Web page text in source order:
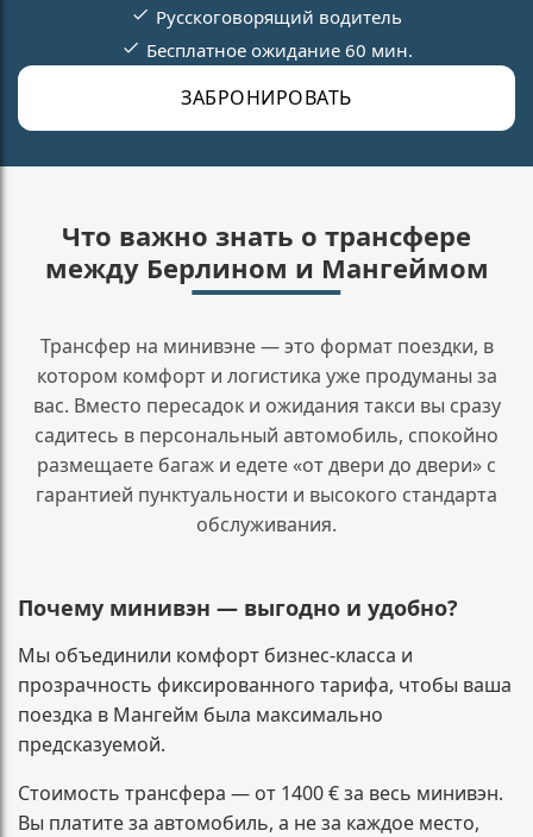
ЗАБРОНИРОВАТЬ
Русскоговорящий водитель
Бесплатное ожидание 60 мин.
Что важно знать о трансфере
между Берлином и Мангеймом
Трансфер на минивэне — это формат поездки, в
котором комфорт и логистика уже продуманы за
вас. Вместо пересадок и ожидания такси вы сразу
садитесь в персональный автомобиль, спокойно
размещаете багаж и едете «от двери до двери» с
гарантией пунктуальности и высокого стандарта
обслуживания.
Почему минивэн — выгодно и удобно?
Мы объединили комфорт бизнес-класса и
прозрачность фиксированного тарифа, чтобы ваша
поездка в Мангейм была максимально
предсказуемой.
Стоимость трансфера — от 1400 € за весь минивэн.
Вы платите за автомобиль, а не за каждое место,